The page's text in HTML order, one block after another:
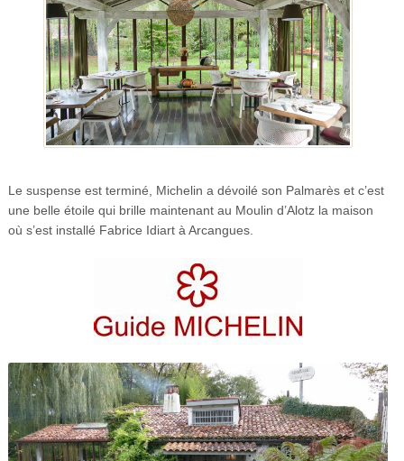
Le suspense est terminé, Michelin a dévoilé son Palmarès et c’est
une belle étoile qui brille maintenant au Moulin d’Alotz la maison
où s’est installé Fabrice Idiart à Arcangues.